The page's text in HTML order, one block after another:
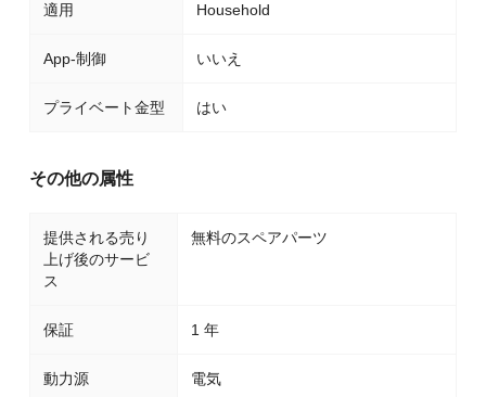
適用 Household
App-制御 いいえ
プライベート金型 はい
その他の属性
提供される売り
上げ後のサービ
ス
無料のスペアパーツ
保証 1 年
動力源 電気